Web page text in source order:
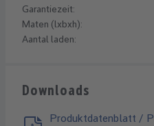
Garantiezeit:
Maten (lxbxh):
Aantal laden:
Downloads
Produktdatenblatt /